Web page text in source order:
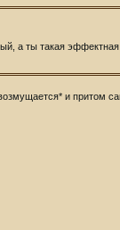
а ты такая
и притом